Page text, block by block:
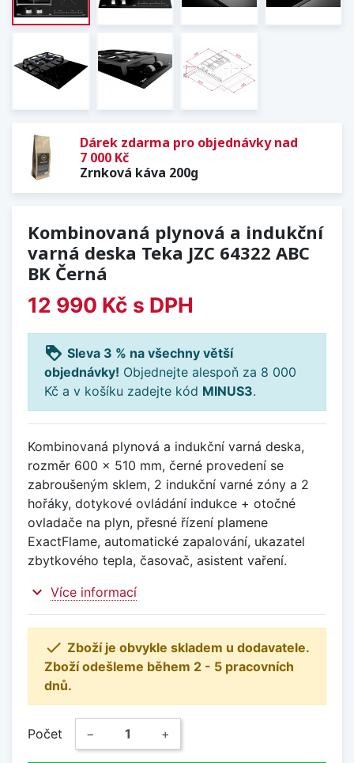
Dárek zdarma pro objednávky nad
7 000 Kč
Zrnková káva 200g
Kombinovaná plynová a indukční
varná deska Teka JZC 64322 ABC
BK Černá
12 990 Kč s DPH
loyalty Sleva 3 % na všechny větší
objednávky! Objednejte alespoň za 8 000
Kč a v košíku zadejte kód MINUS3.
Kombinovaná plynová a indukční varná deska,
rozměr 600 x 510 mm, černé provedení se
zabroušeným sklem, 2 indukční varné zóny a 2
hořáky, dotykové ovládání indukce + otočné
ovladače na plyn, přesné řízení plamene
ExactFlame, automatické zapalování, ukazatel
zbytkového tepla, časovač, asistent vaření.
expand_more Více informací
 Zboží je obvykle skladem u dodavatele.
Zboží odešleme během 2 - 5 pracovních
dnů.
Počet − +